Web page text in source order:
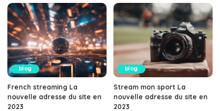
blog
French streaming La
nouvelle adresse du site en
2023
blog
Stream mon sport La
nouvelle adresse du site en
2023